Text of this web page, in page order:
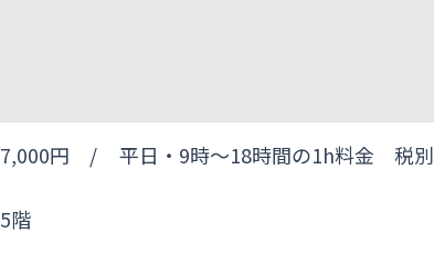
7,000円 / 平日・9時～18時間の1h料金 税別
5階